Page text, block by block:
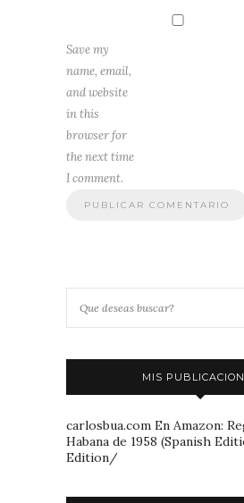
Save my
name, email,
and website
in this
browser for
the next time
I comment.
MIS
carlosbua.com En Amazon:
Habana de 1958 (Spanish
Edition/